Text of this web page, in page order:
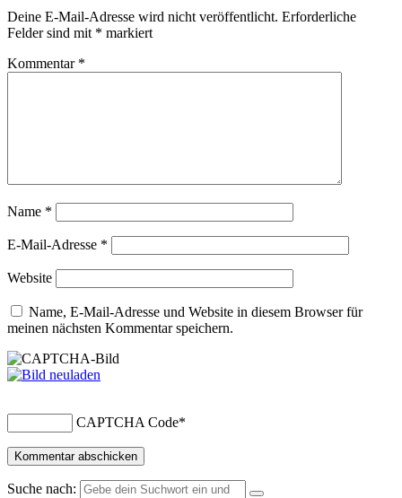
Deine E-Mail-Adresse wird nicht veröffentlicht. Erforderliche
Felder sind mit * markiert
Kommentar *
Name *
E-Mail-Adresse *
Website
Name, E-Mail-Adresse und Website in diesem Browser für
meinen nächsten Kommentar speichern.
CAPTCHA Code*
Suche nach: